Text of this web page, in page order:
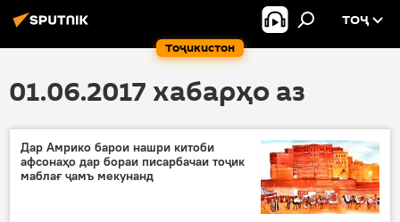
Тоҷикистон
ТОҶ
01.06.2017 хабарҳо аз
Дар Амрико барои нашри китоби
афсонаҳо дар бораи писарбачаи тоҷик
маблағ ҷамъ мекунанд